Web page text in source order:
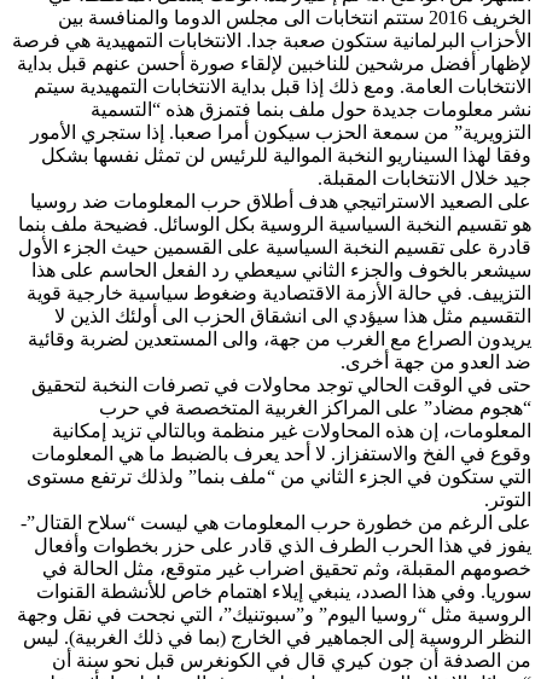
الخريف 2016 ستتم انتخابات الى مجلس الدوما والمنافسة بين
الأحزاب البرلمانية ستكون صعبة جدا. الانتخابات التمهيدية هي فرصة
لإظهار أفضل مرشحين للناخبين لإلقاء صورة أحسن عنهم قبل بداية
الانتخابات العامة. ومع ذلك إذا قبل بداية الانتخابات التمهيدية سيتم
نشر معلومات جديدة حول ملف بنما فتمزق هذه “التسمية
التزويرية” من سمعة الحزب سيكون أمرا صعبا. إذا ستجري الأمور
وفقا لهذا السيناريو النخبة الموالية للرئيس لن تمثل نفسها بشكل
جيد خلال الانتخابات المقبلة.
على الصعيد الاستراتيجي هدف أطلاق حرب المعلومات ضد روسيا
هو تقسيم النخبة السياسية الروسية بكل الوسائل. فضيحة ملف بنما
قادرة على تقسيم النخبة السياسية على القسمين حيث الجزء الأول
سيشعر بالخوف والجزء الثاني سيعطي رد الفعل الحاسم على هذا
التزييف. في حالة الأزمة الاقتصادية وضغوط سياسية خارجية قوية
التقسيم مثل هذا سيؤدي الى انشقاق الحزب الى أولئك الذين لا
يريدون الصراع مع الغرب من جهة، والى المستعدين لضربة وقائية
ضد العدو من جهة أخرى.
حتى في الوقت الحالي توجد محاولات في تصرفات النخبة لتحقيق
“هجوم مضاد” على المراكز الغربية المتخصصة في حرب
المعلومات، إن هذه المحاولات غير منظمة وبالتالي تزيد إمكانية
وقوع في الفخ والاستفزاز. لا أحد يعرف بالضبط ما هي المعلومات
التي ستكون في الجزء الثاني من “ملف بنما” ولذلك ترتفع مستوى
التوتر.
على الرغم من خطورة حرب المعلومات هي ليست “سلاح القتال”-
يفوز في هذا الحرب الطرف الذي قادر على حزر بخطوات وأفعال
خصومهم المقبلة، وثم تحقيق اضراب غير متوقع، مثل الحالة في
سوريا. وفي هذا الصدد، ينبغي إيلاء اهتمام خاص للأنشطة القنوات
الروسية مثل “روسيا اليوم” و”سبوتنيك”، التي نجحت في نقل وجهة
النظر الروسية إلى الجماهير في الخارج (بما في ذلك الغربية). ليس
من الصدفة أن جون كيري قال في الكونغرس قبل نحو سنة أن